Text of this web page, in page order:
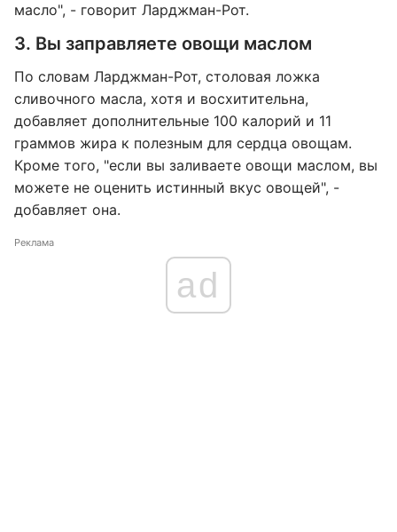
масло", - говорит Ларджман-Рот.
3. Вы заправляете овощи маслом
По словам Ларджман-Рот, столовая ложка
сливочного масла, хотя и восхитительна,
добавляет дополнительные 100 калорий и 11
граммов жира к полезным для сердца овощам.
Кроме того, "если вы заливаете овощи маслом, вы
можете не оценить истинный вкус овощей", -
добавляет она.
Реклама
ad